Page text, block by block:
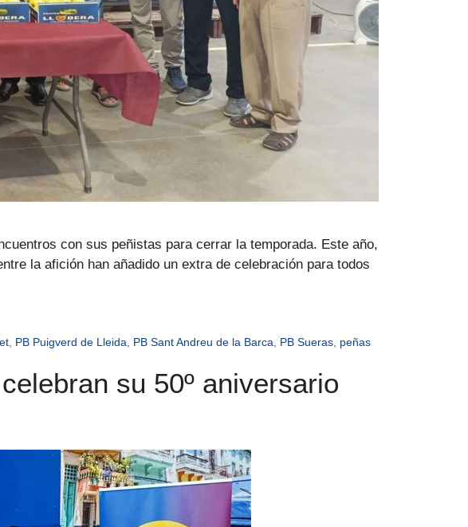
con sus peñistas para cerrar la temporada. Este año,
la afición han añadido un extra de celebración para todos
PB Puigverd de Lleida PB Sant Andreu de la Barca PB Sueras peñas
su 50º aniversario